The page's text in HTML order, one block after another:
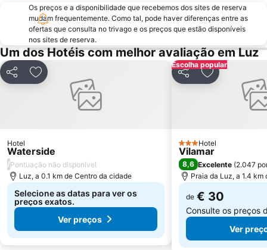
Praia Dona Ana
Do Alvor
Ferreiras
Aqualand Algarve
Baiona Beach
do Monte Clérigo
Areias de São João
Praia do Burgau
Praia de Três Irmãos
Praia de Porto de Mós
Carvoeiro
Praia Maria Luísa
Vale De Parra
Praia da Samouqueira
Quinta da Balaia
Praia da Rocha Baixinha
Praia do Camilo
Os preços e a disponibilidade que recebemos dos sites de reserva
mudam frequentemente. Como tal, pode haver diferenças entre as
ofertas que consulta no trivago e os preços que estão disponíveis
nos sites de reserva.
Um dos Hotéis com melhor avaliação em Luz
PartilharAdicionar aos favoritos
Hotel
Waterside
/Pontuação não disponível
Luz, a 0.1 km de Centro da cidade
Selecione as datas para ver os
preços exatos.
Ver preços
Escolha popular
PartilharAdicionar
3 Estrelas
Hotel
Vilamar
8,6 Excelente (2.047
Praia da Luz, a 1.4
de € 30
Consulte os preços
Ver